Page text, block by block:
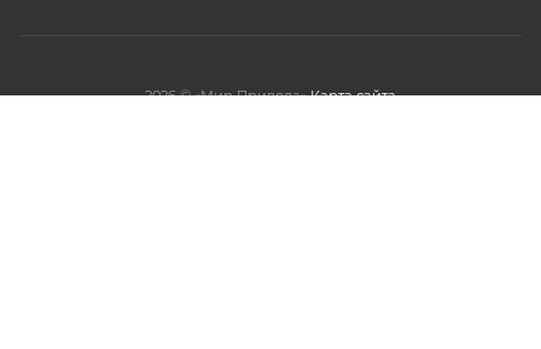
2026 © «Мир Привода» Карта сайта